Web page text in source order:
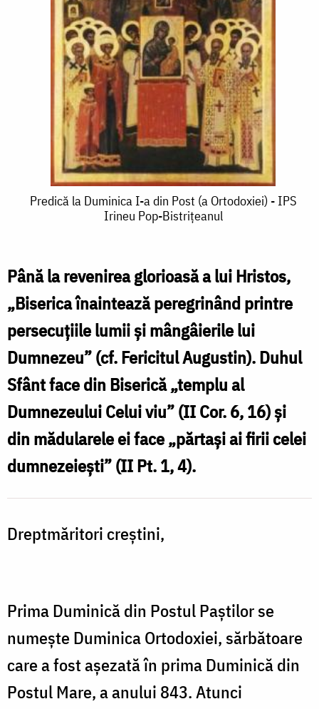
Predică
I-
a
din
(a
-
IPS
Irineu
Pop-
Bistriţeanul
Predică la Duminica I-a din Post (a Ortodoxiei) - IPS
Irineu Pop-Bistriţeanul
Până la revenirea glorioasă a lui Hristos,
„Biserica înaintează peregrinând printre
persecuţiile lumii şi mângâierile lui
Dumnezeu” (cf. Fericitul Augustin). Duhul
Sfânt face din Biserică „templu al
Dumnezeului Celui viu” (II Cor. 6, 16) şi
din mădularele ei face „părtaşi ai firii celei
dumnezeieşti” (II Pt. 1, 4).
Dreptmăritori creştini,
Prima Duminică din Postul Paştilor se
numeşte Duminica Ortodoxiei, sărbătoare
care a fost aşezată în prima Duminică din
Postul Mare, a anului 843. Atunci